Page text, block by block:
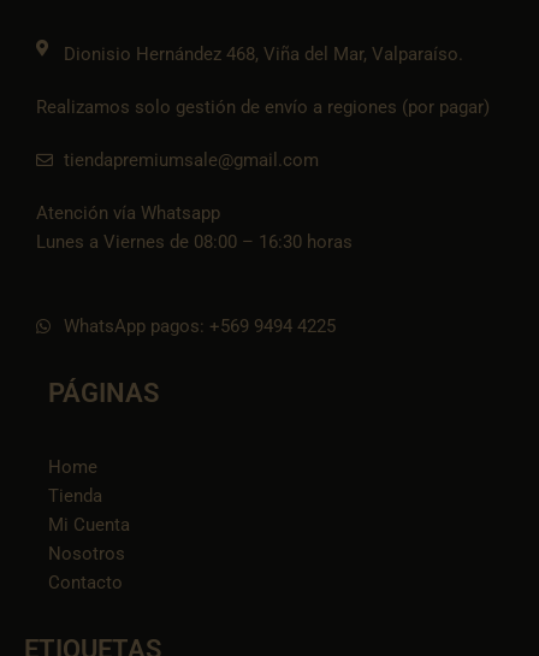
Dionisio Hernández 468, Viña del Mar, Valparaíso.
Realizamos solo gestión de envío a regiones (por pagar)
tiendapremiumsale@gmail.com
Atención vía Whatsapp
Lunes a Viernes de 08:00 – 16:30 horas
WhatsApp pagos: +569 9494 4225
PÁGINAS
Home
Tienda
Mi Cuenta
Nosotros
Contacto
ETIQUETAS